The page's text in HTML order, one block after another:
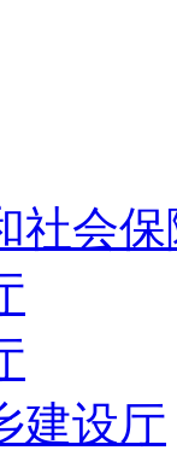
社会
建设厅